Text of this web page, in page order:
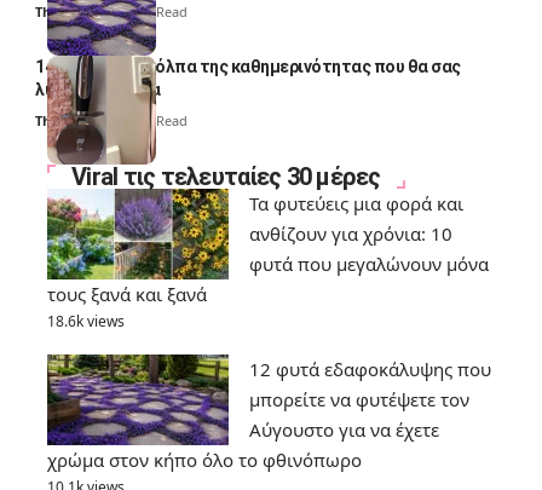
Thali Ombre7 Min Read
14 πανέξυπνα κόλπα της καθημερινότητας που θα σας
λύσουν τα χέρια
Thali Ombre 6 Min Read
Viral τις τελευταίες 30 μέρες
Τα φυτεύεις μια φορά και
ανθίζουν για χρόνια: 10
φυτά που μεγαλώνουν μόνα
τους ξανά και ξανά
18.6k views
12 φυτά εδαφοκάλυψης που
μπορείτε να φυτέψετε τον
Αύγουστο για να έχετε
χρώμα στον κήπο όλο το φθινόπωρο